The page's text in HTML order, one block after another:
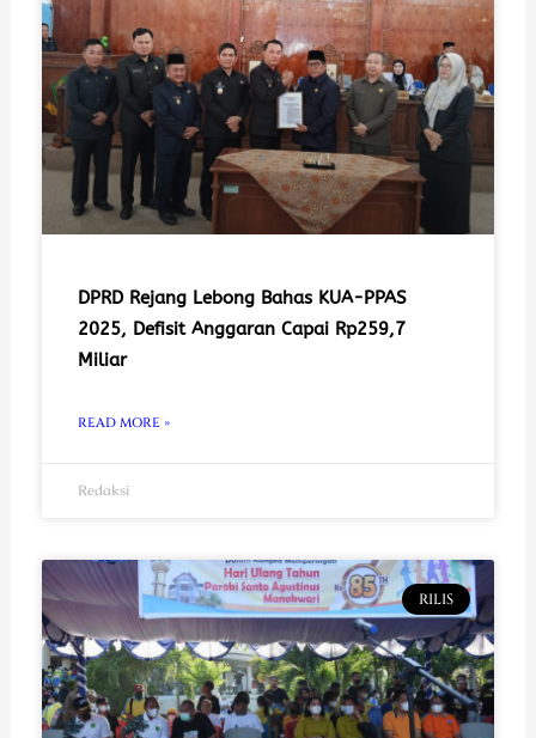
DPRD Rejang Lebong Bahas KUA-PPAS
2025, Defisit Anggaran Capai Rp259,7
Miliar
READ MORE »
Redaksi
RILIS